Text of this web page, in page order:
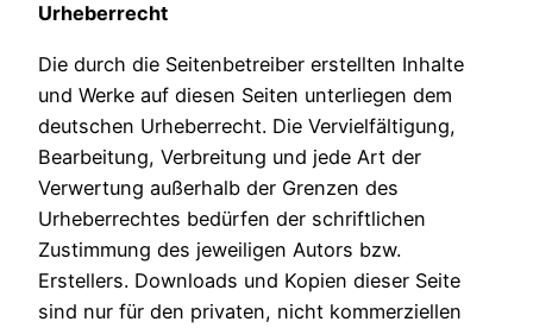
Urheberrecht
Die durch die Seitenbetreiber erstellten Inhalte
und Werke auf diesen Seiten unterliegen dem
deutschen Urheberrecht. Die Vervielfältigung,
Bearbeitung, Verbreitung und jede Art der
Verwertung außerhalb der Grenzen des
Urheberrechtes bedürfen der schriftlichen
Zustimmung des jeweiligen Autors bzw.
Erstellers. Downloads und Kopien dieser Seite
sind nur für den privaten, nicht kommerziellen